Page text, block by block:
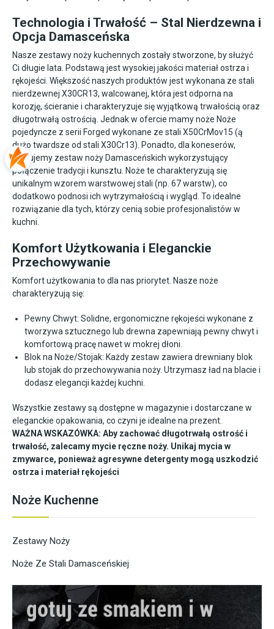
Noże Kuchenne
Zestawy Noży
Noże Ze Stali Damasceńskiej
Technologia i Trwałość – Stal Nierdzewna i
Opcja Damasceńska
Nasze zestawy noży kuchennych zostały stworzone, by służyć
Ci długie lata. Podstawą jest wysokiej jakości materiał ostrza i
rękojeści. Większość naszych produktów jest wykonana ze stali
nierdzewnej X30CR13, walcowanej, która jest odporna na
korozję, ścieranie i charakteryzuje się wyjątkową trwałością oraz
długotrwałą ostrością. Jednak w ofercie mamy noże Noże
pojedyncze z serii Forged wykonane ze stali X50CrMov15 (ą
dużo twardsze od stali X30Cr13). Ponadto, dla koneserów,
oferujemy zestaw noży Damasceńskich wykorzystujący
połączenie tradycji i kunsztu. Noże te charakteryzują się
unikalnym wzorem warstwowej stali (np. 67 warstw), co
dodatkowo podnosi ich wytrzymałością i wygląd. To idealne
rozwiązanie dla tych, którzy cenią sobie profesjonalistów w
kuchni.
Komfort Użytkowania i Eleganckie
Przechowywanie
Komfort użytkowania to dla nas priorytet. Nasze noże
charakteryzują się:
Pewny Chwyt: Solidne, ergonomiczne rękojeści wykonane z
tworzywa sztucznego lub drewna zapewniają pewny chwyt i
komfortową pracę nawet w mokrej dłoni.
Blok na Noże/Stojak: Każdy zestaw zawiera drewniany blok
lub stojak do przechowywania noży. Utrzymasz ład na blacie i
dodasz elegancji każdej kuchni.
Wszystkie zestawy są dostępne w magazynie i dostarczane w
eleganckie opakowania, co czyni je idealne na prezent.
WAŻNA WSKAZÓWKA: Aby zachować długotrwałą ostrość i
trwałość, zalecamy mycie ręczne noży. Unikaj mycia w
zmywarce, ponieważ agresywne detergenty mogą uszkodzić
ostrza i materiał rękojeści